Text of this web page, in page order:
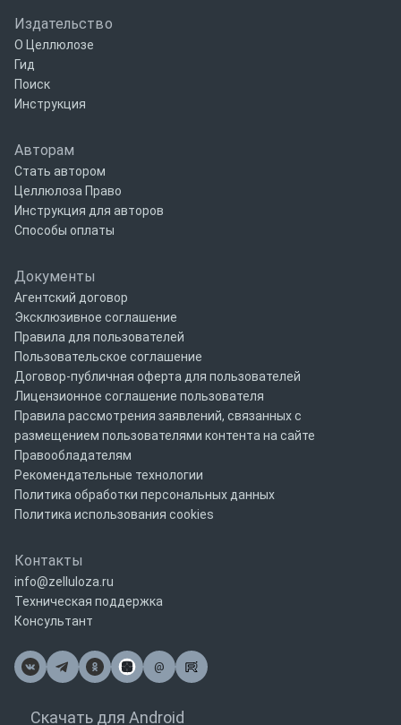
Издательство
О Целлюлозе
Гид
Поиск
Инструкция
Авторам
Стать автором
Целлюлоза Право
Инструкция для авторов
Способы оплаты
Документы
Агентский договор
Эксклюзивное соглашение
Правила для пользователей
Пользовательское соглашение
Договор-публичная оферта для пользователей
Лицензионное соглашение пользователя
Правила рассмотрения заявлений, связанных с
размещением пользователями контента на сайте
Правообладателям
Рекомендательные технологии
Политика обработки персональных данных
Политика использования cookies
Контакты
info@zelluloza.ru
Техническая поддержка
Консультант
@
Почта
Скачать для Android